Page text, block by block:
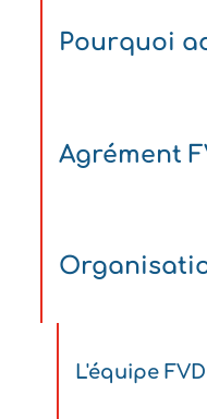
Pourquoi
Agrément
L'équipe FVD